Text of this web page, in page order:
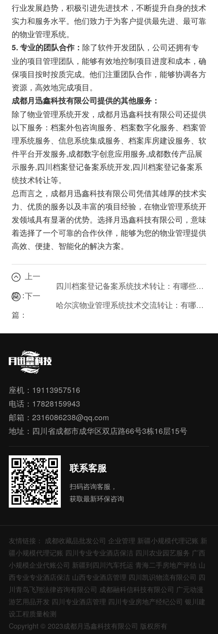
行业发展趋势，积极引进先进技术，不断提升自身的技术
实力和服务水平。他们致力于为客户提供最先进、最可靠
的物业管理系统。
5. 专业的团队合作： 除了软件开发团队，公司还拥有专
业的项目管理团队，能够有效地控制项目进度和成本，确
保项目按时按质完成。他们注重团队合作，能够协调各方
资源，高效地完成项目。
成都月迅鑫科技有限公司提供的其他服务：
除了物业管理系统开发，成都月迅鑫科技有限公司还提供
以下服务：档案外包咨询服务、档案数字化服务、档案管
理系统服务、信息系统集成服务、档案库房建设服务、软
件平台开发服务,成都数字创意应用服务,成都数传产品展
示服务,四川档案登记备案系统开发,四川档案登记备案系
统技术转让等。
总而言之，成都月迅鑫科技有限公司凭借其雄厚的技术实
力、优质的服务以及丰富的项目经验，在物业管理系统开
发领域具有显著的优势。选择月迅鑫科技有限公司，意味
着选择了一个可靠的合作伙伴，能够为您的物业管理提供
高效、便捷、智能化的解决方案。
上一
篇：
四川档案登记备案系统技术转让：有哪些风险需要注意？
下一
篇：
哈尔滨物业管理系统技术交流转让：有哪些值得关注的项目？
座机：19113957516
电话：17828159943
邮箱：2316086238@qq.com
地址：四川省成都市成华区双店路66号3栋16层15号
联系客服
扫码咨询客服，
获取最新环保咨询
友情链接： 成都收藏品批发公司 企业管理 新疆小规模代理记账 新
疆小规模代理记账 四川专业专业酒店保洁 四川农业园艺服务 广西
小规模企业代账公司 新疆到四川汽车托运 青海二手房地产评估 山
西专业专业酒店保洁 山西专业酒店管理 四川凯识物流有限公司 四
川青鸟飞翔法律咨询有限公司 成都融科信科技有限公司 广元动漫
游艺用品开发 四川专业酒店管理 四川专业房地产经纪公司 银川建
设工程质量检测
Copyright © 2023成都月迅鑫科技有限公司 版权所有